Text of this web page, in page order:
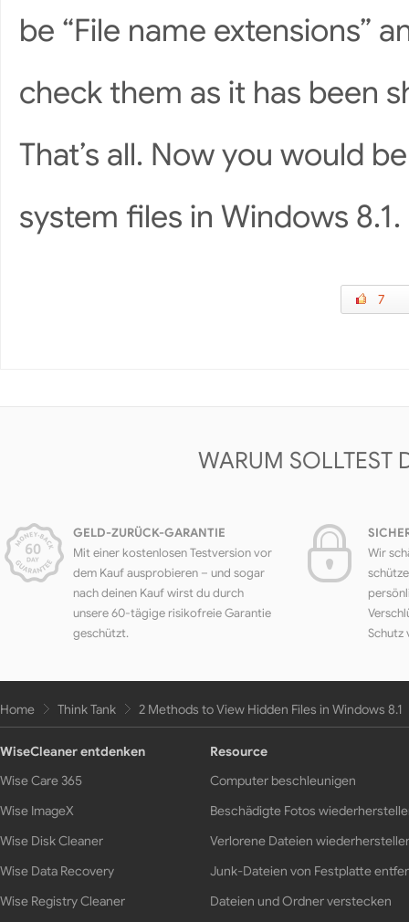
be “File name extensions”
check them as it has been
That’s all. Now you would
system files in Windows 8.1.
7
WARUM SOLLTEST
GELD-ZURÜCK-GARANTIE
Mit einer kostenlosen Testversion vor
dem Kauf ausprobieren – und sogar
nach deinen Kauf wirst du durch
unsere 60-tägige risikofreie Garantie
geschützt.
Wir
Schutz
Home Think Tank 2 Methods to View Hidden Files in Windows 8.1
WiseCleaner entdenken
Wise Care 365
Wise ImageX
Wise Disk Cleaner
Wise Data Recovery
Wise Registry Cleaner
Resource
Computer beschleunigen
Beschädigte Fotos
Verlorene Dateien
Junk-Dateien von Festplatte
Dateien und Ordner verstecken